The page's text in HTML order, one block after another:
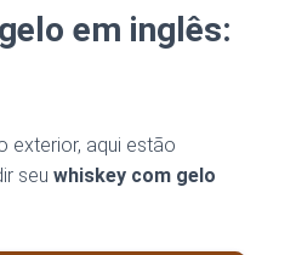
em inglês:
exterior, aqui estão
seu whiskey com gelo